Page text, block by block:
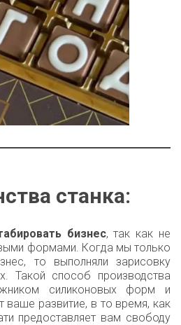
станка:
бизнес, так как не
формами. Когда мы только
то выполняли зарисовку
Такой способ производства
силиконовых форм и
ваше развитие, в то время, как
предоставляет вам свободу